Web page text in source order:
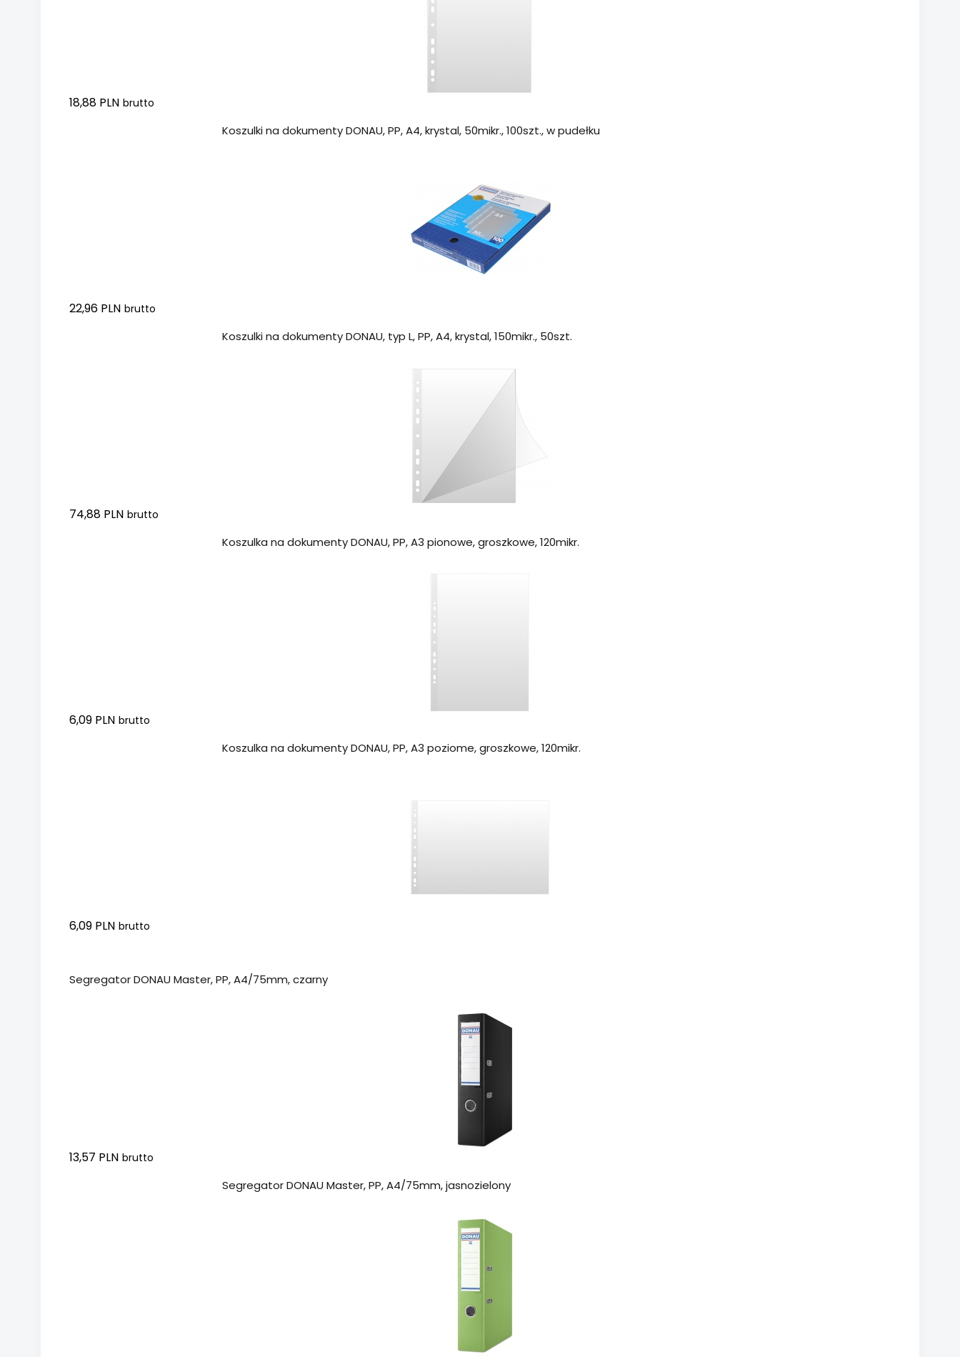
18,88 PLN brutto
Koszulki na dokumenty DONAU, PP, A4, krystal, 50mikr., 100szt., w pudełku
22,96 PLN brutto
Koszulki na dokumenty DONAU, typ L, PP, A4, krystal, 150mikr., 50szt.
74,88 PLN brutto
Koszulka na dokumenty DONAU, PP, A3 pionowe, groszkowe, 120mikr.
6,09 PLN brutto
Koszulka na dokumenty DONAU, PP, A3 poziome, groszkowe, 120mikr.
6,09 PLN brutto
Segregator DONAU Master, PP, A4/75mm, czarny
13,57 PLN brutto
Segregator DONAU Master, PP, A4/75mm, jasnozielony